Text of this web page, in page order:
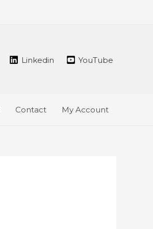
Linkedin YouTube
Contact My Account